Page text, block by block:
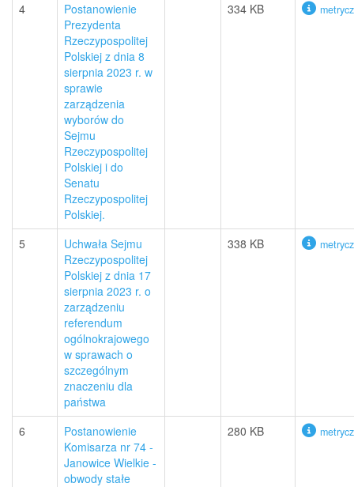
4
Postanowienie
Prezydenta
Rzeczypospolitej
Polskiej z dnia 8
sierpnia 2023 r. w
sprawie
zarządzenia
wyborów do
Sejmu
Rzeczypospolitej
Polskiej i do
Senatu
Rzeczypospolitej
Polskiej.
334 KB
5
Uchwała Sejmu
Rzeczypospolitej
Polskiej z dnia 17
sierpnia 2023 r. o
zarządzeniu
referendum
ogólnokrajowego
w sprawach o
szczególnym
znaczeniu dla
państwa
338 KB
6
Postanowienie
Komisarza nr 74 -
Janowice Wielkie -
obwody stałe
280 KB